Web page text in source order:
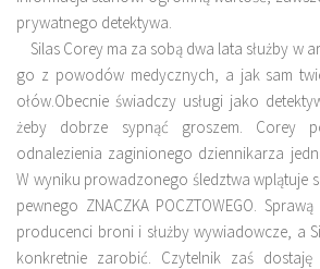
prywatnego detektywa.
Silas Corey ma za sobą dwa lata służby w
go z powodów medycznych, a jak sam
ołów.Obecnie świadczy usługi jako
żeby dobrze sypnąć groszem. Corey
odnalezienia zaginionego dziennikarza
W wyniku prowadzonego śledztwa wplątuje
pewnego ZNACZKA POCZTOWEGO.
producenci broni i służby wywiadowcze, a
konkretnie zarobić. Czytelnik zaś